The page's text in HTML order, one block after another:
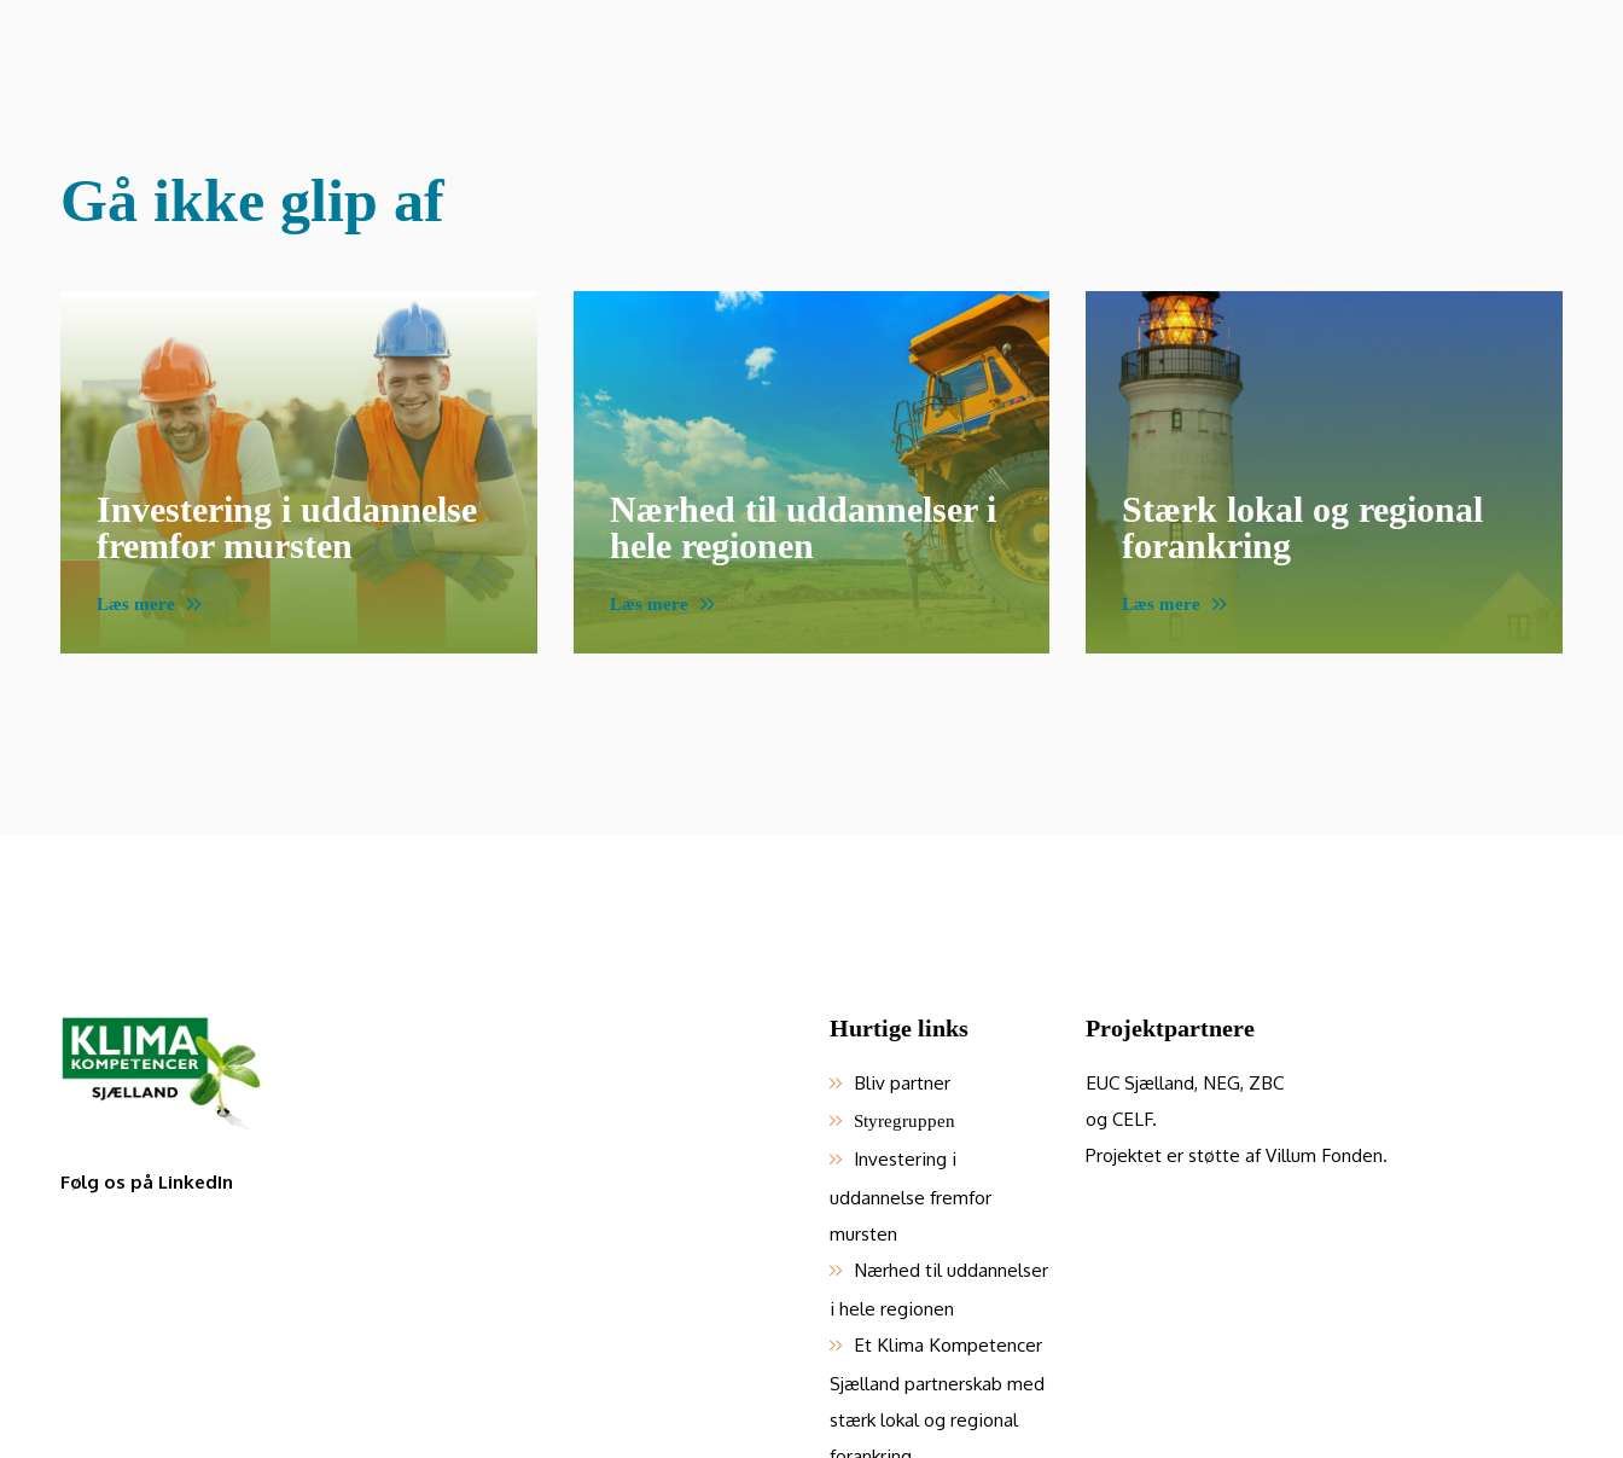
Gå ikke glip af
Investering i uddannelse
fremfor mursten
Læs mere
Nærhed til uddannelser i
hele regionen
Læs mere
Stærk lokal og regional
forankring
Læs mere
Følg os på LinkedIn
Hurtige links
Bliv partner
Styregruppen
Investering i
uddannelse fremfor
mursten
Nærhed til uddannelser
i hele regionen
Et Klima Kompetencer
Sjælland partnerskab med
stærk lokal og regional
Projektpartnere
EUC Sjælland, NEG, ZBC
og CELF.
Projektet er støtte af Villum Fonden.